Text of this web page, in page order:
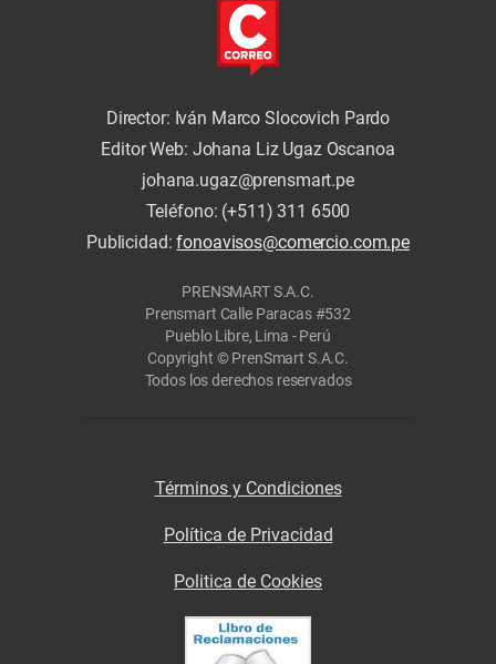
Director: Iván Marco Slocovich Pardo
Editor Web: Johana Liz Ugaz Oscanoa
johana.ugaz@prensmart.pe
Teléfono: (+511) 311 6500
Publicidad:fonoavisos@comercio.com.pe
PRENSMART S.A.C.
Prensmart Calle Paracas #532
Pueblo Libre, Lima - Perú
Copyright © PrenSmart S.A.C.
Todos los derechos reservados
Términos y Condiciones
Política de Privacidad
Politica de Cookies